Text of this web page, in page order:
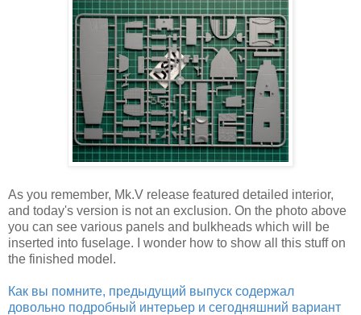
As you remember, Mk.V release featured detailed interior,
and today's version is not an exclusion. On the photo above
you can see various panels and bulkheads which will be
inserted into fuselage. I wonder how to show all this stuff on
the finished model.
Как вы помните, предыдущий выпуск содержал
довольно подробный интерьер и сегодняшний вариант